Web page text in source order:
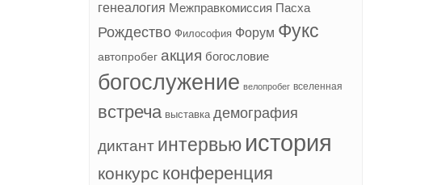
генеалогия Межправкомиссия Пасха
Рождество Философия Форум Фукс
автопробег акция богословие
богослужение велопробег вселенная
встреча выставка демография
диктант интервью история
конкурс конференция